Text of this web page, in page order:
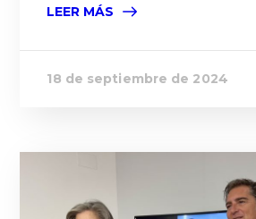
LEER MÁS
18 de septiembre de 2024